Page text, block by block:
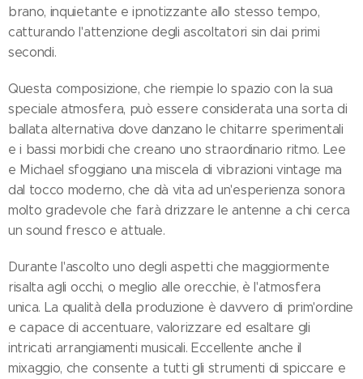
brano, inquietante e ipnotizzante allo stesso tempo,
catturando l'attenzione degli ascoltatori sin dai primi
secondi.
Questa composizione, che riempie lo spazio con la sua
speciale atmosfera, può essere considerata una sorta di
ballata alternativa dove danzano le chitarre sperimentali
e i bassi morbidi che creano uno straordinario ritmo. Lee
e Michael sfoggiano una miscela di vibrazioni vintage ma
dal tocco moderno, che dà vita ad un'esperienza sonora
molto gradevole che farà drizzare le antenne a chi cerca
un sound fresco e attuale.
Durante l'ascolto uno degli aspetti che maggiormente
risalta agli occhi, o meglio alle orecchie, è l'atmosfera
unica. La qualità della produzione è davvero di prim'ordine
e capace di accentuare, valorizzare ed esaltare gli
intricati arrangiamenti musicali. Eccellente anche il
mixaggio, che consente a tutti gli strumenti di spiccare e